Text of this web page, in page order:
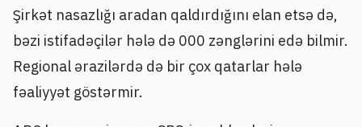
Şirkət nasazlığı aradan qaldırdığını elan etsə də,
bəzi istifadəçilər hələ də 000 zənglərini edə bilmir.
Regional ərazilərdə də bir çox qatarlar hələ
fəaliyyət göstərmir.